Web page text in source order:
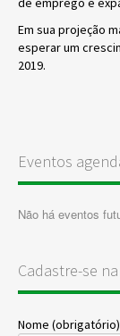
Em sua projeção
esperar um
2019.
Eventos
Não há eventos
Cadastre-se
Nome (obrigatório)